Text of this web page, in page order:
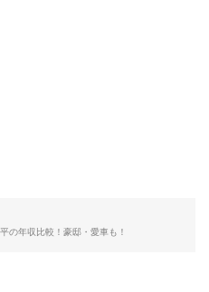
の年収比較！豪邸・愛車も！